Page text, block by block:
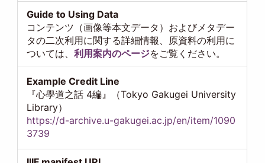
Guide to Using Data
コンテンツ（画像等本文データ）およびメタデー
タの二次利用に関する詳細情報、原資料の利用に
ついては、利用案内のページをご覧ください。
Example Credit Line
『心學道之話 4編』（Tokyo Gakugei University
Library）
https://d-archive.u-gakugei.ac.jp/en/item/1090
3739